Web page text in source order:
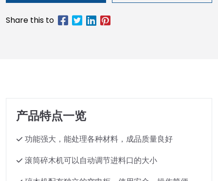
产品特点一览
功能强大，能处理各种材料，成品质量良好
滚筒碎木机可以自动调节进料口的大小